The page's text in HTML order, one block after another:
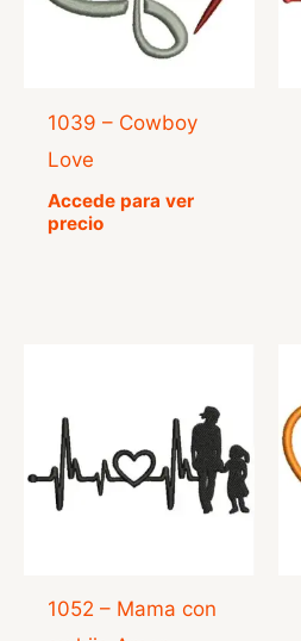
1039 – Cowboy
Love
Accede para ver
precio
1052 – Mama con